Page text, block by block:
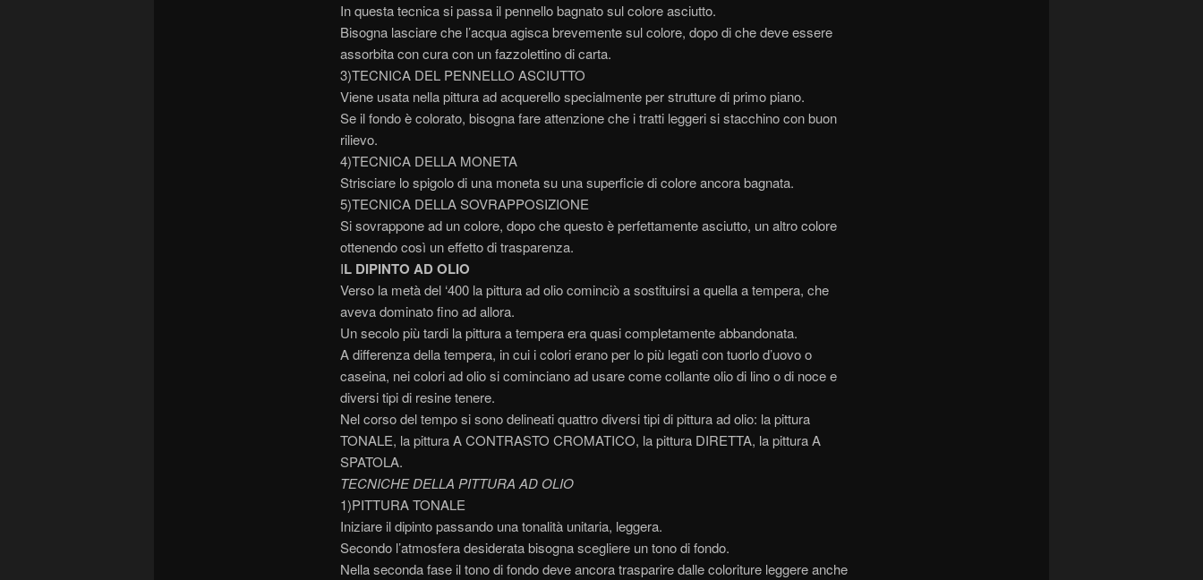
In questa tecnica si passa il pennello bagnato sul colore asciutto.
Bisogna lasciare che l’acqua agisca brevemente sul colore, dopo di che deve essere
assorbita con cura con un fazzolettino di carta.
3)TECNICA DEL PENNELLO ASCIUTTO
Viene usata nella pittura ad acquerello specialmente per strutture di primo piano.
Se il fondo è colorato, bisogna fare attenzione che i tratti leggeri si stacchino con buon
rilievo.
4)TECNICA DELLA MONETA
Strisciare lo spigolo di una moneta su una superficie di colore ancora bagnata.
5)TECNICA DELLA SOVRAPPOSIZIONE
Si sovrappone ad un colore, dopo che questo è perfettamente asciutto, un altro colore
ottenendo così un effetto di trasparenza.
IL DIPINTO AD OLIO
Verso la metà del ‘400 la pittura ad olio cominciò a sostituirsi a quella a tempera, che
aveva dominato fino ad allora.
Un secolo più tardi la pittura a tempera era quasi completamente abbandonata.
A differenza della tempera, in cui i colori erano per lo più legati con tuorlo d’uovo o
caseina, nei colori ad olio si cominciano ad usare come collante olio di lino o di noce e
diversi tipi di resine tenere.
Nel corso del tempo si sono delineati quattro diversi tipi di pittura ad olio: la pittura
TONALE, la pittura A CONTRASTO CROMATICO, la pittura DIRETTA, la pittura A
SPATOLA.
TECNICHE DELLA PITTURA AD OLIO
1)PITTURA TONALE
Iniziare il dipinto passando una tonalità unitaria, leggera.
Secondo l’atmosfera desiderata bisogna scegliere un tono di fondo.
Nella seconda fase il tono di fondo deve ancora trasparire dalle coloriture leggere anche